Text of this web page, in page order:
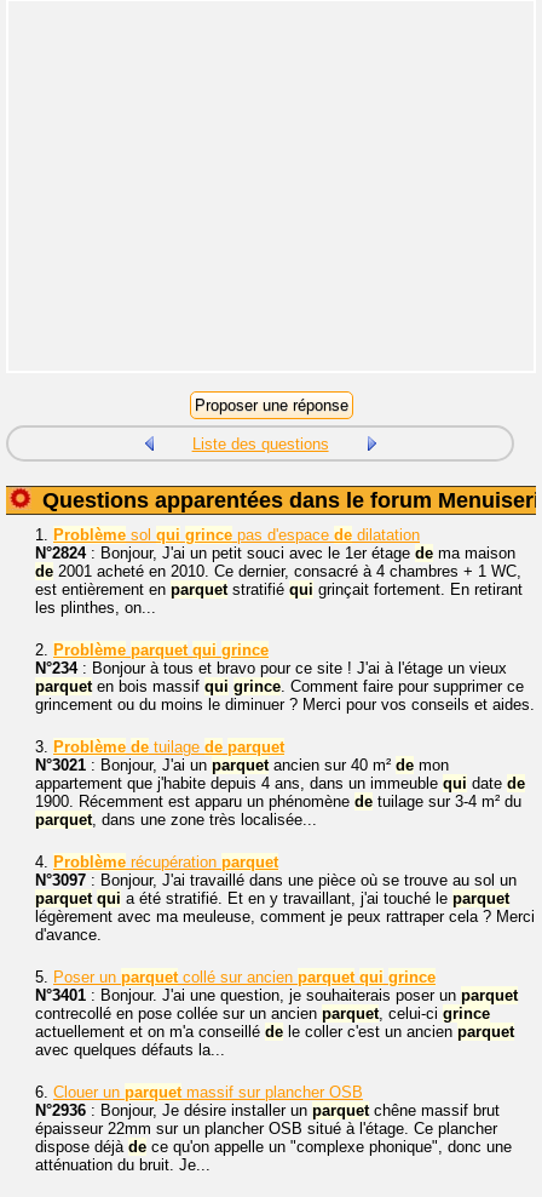
Liste des questions
Questions apparentées dans le forum
1. Problème sol qui grince pas d'espace de dilatation
N°2824: Bonjour, J'ai un petit souci avec le 1er étage de ma maison
de 2001 acheté en 2010. Ce dernier, consacré à 4 chambres + 1 WC,
est entièrement en parquetstratifié qui grinçait fortement. En retirant
les plinthes, on...
2. Problème parquet qui grince
N°234: Bonjour à tous et bravo pour ce site ! J'ai à l'étage un vieux
parqueten bois massif qui grince. Comment faire pour supprimer ce
grincement ou du moins le diminuer ? Merci pour vos conseils et aides.
3. Problème de tuilage de parquet
N°3021 : Bonjour, J'ai un parquetancien sur 40 m² de mon
appartement que j'habite depuis 4 ans, dans un immeuble qui date de
1900. Récemment est apparu un phénomène de tuilage sur 3-4 m² du
parquet, dans une zone très localisée...
4. Problème récupération parquet
N°3097 : Bonjour, J'ai travaillé dans une pièce où se trouve au sol un
parquet qui a été stratifié. Et en y travaillant, j'ai touché le parquet
légèrement avec ma meuleuse, comment je peux rattraper cela ? Merci
d'avance.
5. Poser un parquetcollé sur ancien parquet qui grince
N°3401 : Bonjour. J'ai une question, je souhaiterais poser un parquet
contrecollé en pose collée sur un ancien parquet, celui-ci grince
actuellement et on m'a conseillé de le coller c'est un ancien parquet
avec quelques défauts la...
6. Clouer un parquetmassif sur plancher OSB
N°2936 : Bonjour, Je désire installer un parquetchêne massif brut
épaisseur 22mm sur un plancher OSB situé à l'étage. Ce plancher
dispose déjà de ce qu'on appelle un "complexe phonique", donc une
atténuation du bruit. Je...